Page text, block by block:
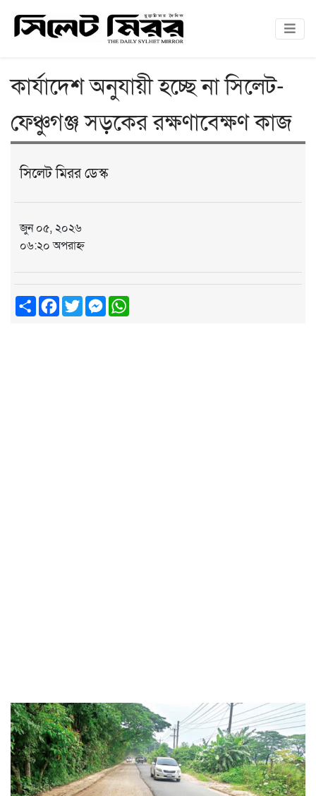
কার্যাদেশ অনুযায়ী হচ্ছে না সিলেট-
ফেঞ্চুগঞ্জ সড়কের রক্ষণাবেক্ষণ কাজ
সিলেট মিরর ডেস্ক
জুন ০৫, ২০২৬
০৬:২০ অপরাহ্ন
ShareFacebook
TwitterMessenger